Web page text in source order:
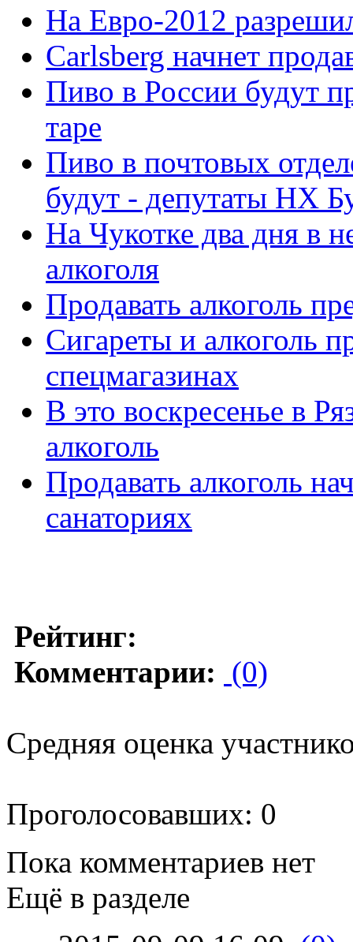
На Евро-2012
Carlsberg начнет
Пиво в России будут
таре
Пиво в почтовых
будут - депутаты НХ
На Чукотке два дня в
алкоголя
Продавать алкоголь
Сигареты и алкоголь
спецмагазинах
В это воскресенье в
алкоголь
Продавать алкоголь
санаториях
Рейтинг:
Комментарии: (0)
Средняя оценка
Проголосовавших: 0
Пока комментариев нет
Ещё в разделе